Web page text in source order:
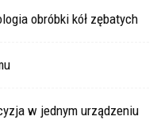
obróbki kół zębatych
w jednym urządzeniu